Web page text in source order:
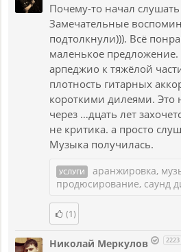
Почему-то начал
Замечательные
подтолкнули))). Всё
маленькое
арпеджио к тяжёлой
плотность гитарных
короткими дилеями. Это
через …дцать лет
не критика. а просто
Музыка получилась.
УСЛУГИ
аранжировка,
продюсирование, саунд
(1)
Николай Меркулов 2223